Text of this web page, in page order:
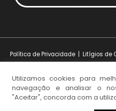
Política de Privacidade| Litígios de
Design e
© 2026 Visoparts. Todos
Utilizamos cookies para
navegação e analisar o
"Aceitar", concorda com a